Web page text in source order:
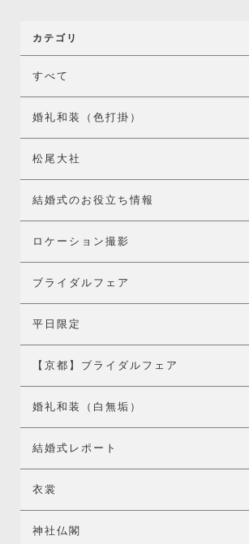
カテゴリ
すべて
婚礼和装（色打掛）
松尾大社
結婚式のお役立ち情報
ロケーション撮影
ブライダルフェア
平日限定
【京都】ブライダルフェア
婚礼和装（白無垢）
結婚式レポート
衣裳
神社仏閣